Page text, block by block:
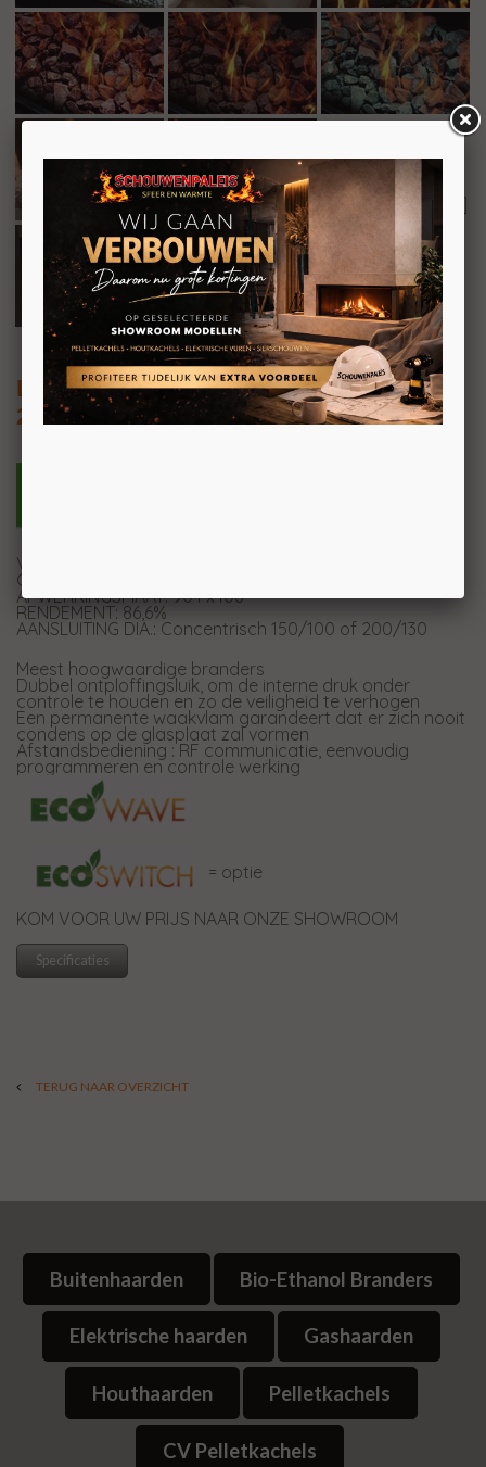
Luna Diamond 1000 CL/CR
2-zijdige horizontale inbouw gashaard
VERMOGEN : 7,5 kW
GEWICHT: 120 Kg
AFWERKINGSMAAT: 904 x406
RENDEMENT: 86,6%
AANSLUITING DIA.: Concentrisch 150/100 of 200/130
Meest hoogwaardige branders
Dubbel ontploffingsluik, om de interne druk onder
controle te houden en zo de veiligheid te verhogen
Een permanente waakvlam garandeert dat er zich nooit
condens op de glasplaat zal vormen
Afstandsbediening : RF communicatie, eenvoudig
programmeren en controle werking
= optie
​KOM VOOR UW PRIJS NAAR ONZE SHOWROOM
Specificaties
TERUG NAAR OVERZICHT
Buitenhaarden Bio-Ethanol Branders
Elektrische haarden Gashaarden
Houthaarden Pelletkachels
CV Pelletkachels